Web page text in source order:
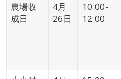
農場收
成日
4月
26日
10:00-
12:00